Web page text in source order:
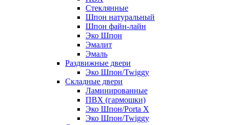
Стеклянные
Шпон натуральный
Шпон файн-лайн
Эко Шпон
Эмалит
Эмаль
Раздвижные двери
Эко Шпон/Twiggy
Складные двери
Ламинированные
ПВХ (гармошки)
Эко Шпон/Porta X
Эко Шпон/Twiggy